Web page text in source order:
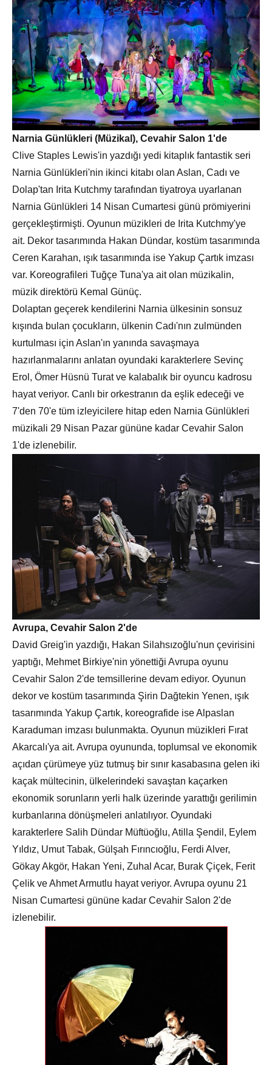
Narnia Günlükleri (Müzikal), Cevahir Salon 1'de
Clive Staples Lewis'in yazdığı yedi kitaplık fantastik seri
Narnia Günlükleri'nin ikinci kitabı olan Aslan, Cadı ve
Dolap'tan Irita Kutchmy tarafından tiyatroya uyarlanan
Narnia Günlükleri 14 Nisan Cumartesi günü prömiyerini
gerçekleştirmişti. Oyunun müzikleri de Irita Kutchmy'ye
ait. Dekor tasarımında Hakan Dündar, kostüm tasarımında
Ceren Karahan, ışık tasarımında ise Yakup Çartık imzası
var. Koreografileri Tuğçe Tuna'ya ait olan müzikalin,
müzik direktörü Kemal Günüç.
Dolaptan geçerek kendilerini Narnia ülkesinin sonsuz
kışında bulan çocukların, ülkenin Cadı'nın zulmünden
kurtulması için Aslan'ın yanında savaşmaya
hazırlanmalarını anlatan oyundaki karakterlere Sevinç
Erol, Ömer Hüsnü Turat ve kalabalık bir oyuncu kadrosu
hayat veriyor. Canlı bir orkestranın da eşlik edeceği ve
7'den 70'e tüm izleyicilere hitap eden Narnia Günlükleri
müzikali 29 Nisan Pazar gününe kadar Cevahir Salon
1'de izlenebilir.
Avrupa, Cevahir Salon 2'de
David Greig'in yazdığı, Hakan Silahsızoğlu'nun çevirisini
yaptığı, Mehmet Birkiye'nin yönettiği Avrupa oyunu
Cevahir Salon 2'de temsillerine devam ediyor. Oyunun
dekor ve kostüm tasarımında Şirin Dağtekin Yenen, ışık
tasarımında Yakup Çartık, koreografide ise Alpaslan
Karaduman imzası bulunmakta. Oyunun müzikleri Fırat
Akarcalı'ya ait. Avrupa oyununda, toplumsal ve ekonomik
açıdan çürümeye yüz tutmuş bir sınır kasabasına gelen iki
kaçak mültecinin, ülkelerindeki savaştan kaçarken
ekonomik sorunların yerli halk üzerinde yarattığı gerilimin
kurbanlarına dönüşmeleri anlatılıyor. Oyundaki
karakterlere Salih Dündar Müftüoğlu, Atilla Şendil, Eylem
Yıldız, Umut Tabak, Gülşah Fırıncıoğlu, Ferdi Alver,
Gökay Akgör, Hakan Yeni, Zuhal Acar, Burak Çiçek, Ferit
Çelik ve Ahmet Armutlu hayat veriyor. Avrupa oyunu 21
Nisan Cumartesi gününe kadar Cevahir Salon 2'de
izlenebilir.